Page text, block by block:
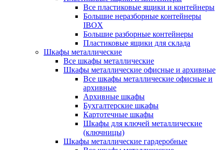
Все пластиковые ящики и контейнеры
Большие неразборные контейнеры
IBOX
Большие разборные контейнеры
Пластиковые ящики для склада
Шкафы металлические
Все шкафы металлические
Шкафы металлические офисные и архивные
Все шкафы металлические офисные и
архивные
Архивные шкафы
Бухгалтерские шкафы
Картотечные шкафы
Шкафы для ключей металлические
(ключницы)
Шкафы металлические гардеробные